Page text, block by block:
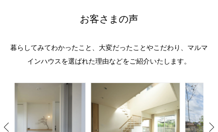
お客さまの声
暮らしてみてわかったこと、大変だったことやこだわり、 マルマ
インハウスを選ばれた理由などをご紹介いたします。